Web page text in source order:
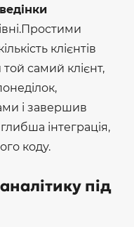
Простими
клієнтів
самий клієнт,
і завершив
інтеграція,
коду.
під